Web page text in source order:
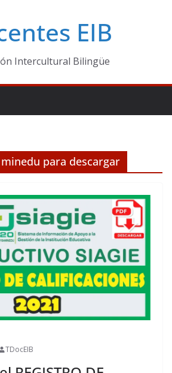
EIB
Intercultural Bilingüe
para descargar
TDocEIB